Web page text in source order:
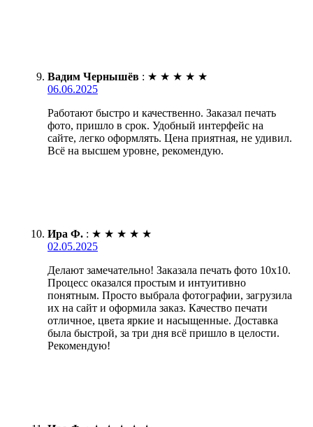
Вадим Чернышёв : ★ ★ ★ ★ ★
06.06.2025
Работают быстро и качественно. Заказал печать
фото, пришло в срок. Удобный интерфейс на
сайте, легко оформлять. Цена приятная, не удивил.
Всё на высшем уровне, рекомендую.
Ира Ф. : ★ ★ ★ ★ ★
02.05.2025
Делают замечательно! Заказала печать фото 10х10.
Процесс оказался простым и интуитивно
понятным. Просто выбрала фотографии, загрузила
их на сайт и оформила заказ. Качество печати
отличное, цвета яркие и насыщенные. Доставка
была быстрой, за три дня всё пришло в целости.
Рекомендую!